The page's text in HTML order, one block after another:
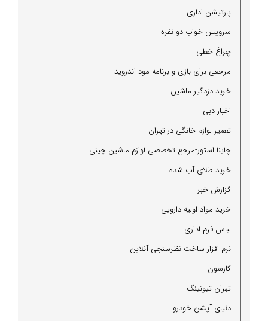
پارتیشن اداری
سرویس خواب دو نفره
چراغ خطی
مرجعی برای بازی و برنامه مود اندروید
خرید دزدگیر ماشین
اخبار دبی
تعمیر لوازم خانگی در تهران
چاینا استور-مرجع تخصصی لوازم ماشین چینی
خرید طلای آب شده
گزارش خبر
خرید مواد اولیه دارویی
لباس فرم اداری
نرم افزار ساخت نظرسنجی آنلاین
كارسون
تهران تیونینگ
دنیای آپشن خودرو